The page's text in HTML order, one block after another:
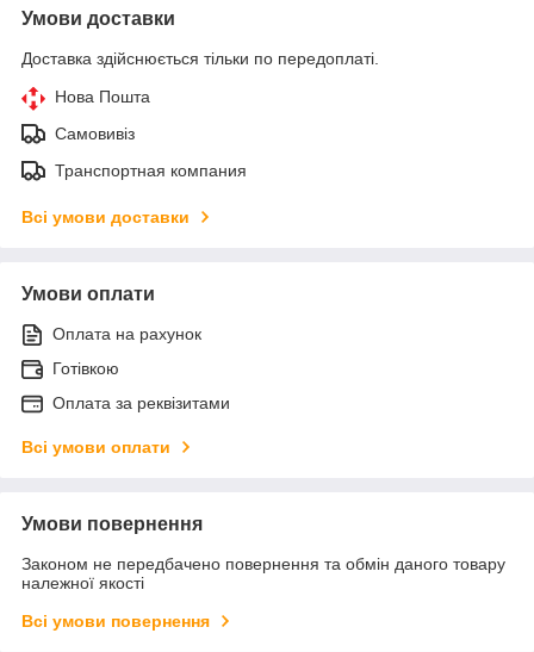
Умови доставки
Доставка здійснюється тільки по передоплаті.
Нова Пошта
Самовивіз
Транспортная компания
Всі умови доставки
Умови оплати
Оплата на рахунок
Готівкою
Оплата за реквізитами
Всі умови оплати
Умови повернення
Законом не передбачено повернення та обмін даного товару
належної якості
Всі умови повернення